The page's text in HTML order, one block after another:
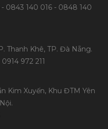
0843 140 016 - 0848 140
Thanh Khê, TP. Đà Nẵng.
972 211
Kim Xuyến, Khu ĐTM Yên